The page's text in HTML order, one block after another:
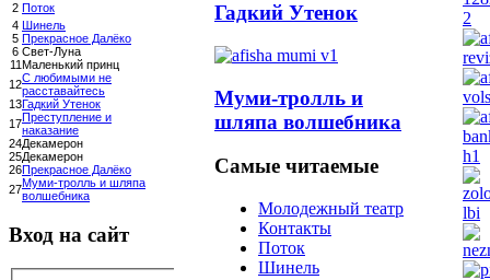
2 Поток
4 Шинель
5 Прекрасное Далёко
6 Свет-Луна
11Маленький принц
12С любимыми не
расставайтесь
13Гадкий Утенок
17Преступление и
наказание
24Декамерон
25Декамерон
26Прекрасное Далёко
27Муми-тролль и шляпа
волшебника
Вход на сайт
Гадкий Утенок
Муми-тролль и
шляпа волшебника
Самые читаемые
Молодежный театр
Контакты
Поток
Шинель